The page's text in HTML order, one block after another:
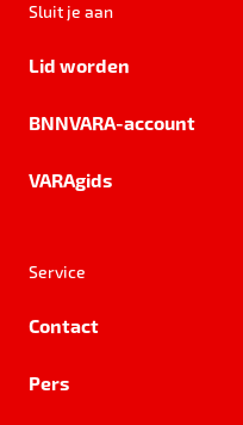
Sluit je aan
Lid worden
BNNVARA-account
VARAgids
Service
Contact
Pers